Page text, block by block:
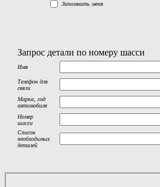
Запомнить меня
Запрос детали по номеру шасси
Имя
Телефон для
связи
Марка, год
автомобиля
Номер
шасси
Список
необходимых
деталей